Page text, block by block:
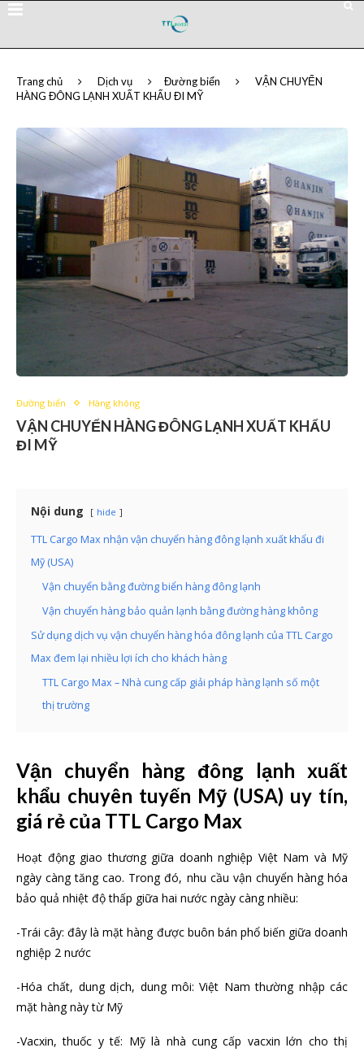
Trang chủ Dịch vụ Đường biển
VẬN CHUYỂN
HÀNG ĐÔNG LẠNH XUẤT KHẨU ĐI MỸ
Đường biển Hàng không
VẬN CHUYỂN HÀNG ĐÔNG LẠNH XUẤT KHẨU
ĐI MỸ
Nội dung hide
TTL Cargo Max nhận vận chuyển hàng đông lạnh xuất khẩu đi
Mỹ (USA)
Vận chuyển bằng đường biển hàng đông lạnh
Vận chuyển hàng bảo quản lạnh bằng đường hàng không
Sử dụng dịch vụ vận chuyển hàng hóa đông lạnh của TTL Cargo
Max đem lại nhiều lợi ích cho khách hàng
TTL Cargo Max – Nhà cung cấp giải pháp hàng lạnh số một
thị trường
Vận chuyển hàng đông lạnh xuất
khẩu chuyên tuyến Mỹ (USA) uy tín,
giá rẻ của TTL Cargo Max
Hoạt động giao thương giữa doanh nghiệp Việt Nam và Mỹ
ngày càng tăng cao. Trong đó, nhu cầu vận chuyển hàng hóa
bảo quả nhiệt độ thấp giữa hai nước ngày càng nhiều:
-Trái cây: đây là mặt hàng được buôn bán phổ biến giữa doanh
nghiệp 2 nước
-Hóa chất, dung dịch, dung môi: Việt Nam thường nhập các
mặt hàng này từ Mỹ
-Vacxin, thuốc y tế: Mỹ là nhà cung cấp vacxin lớn cho thị